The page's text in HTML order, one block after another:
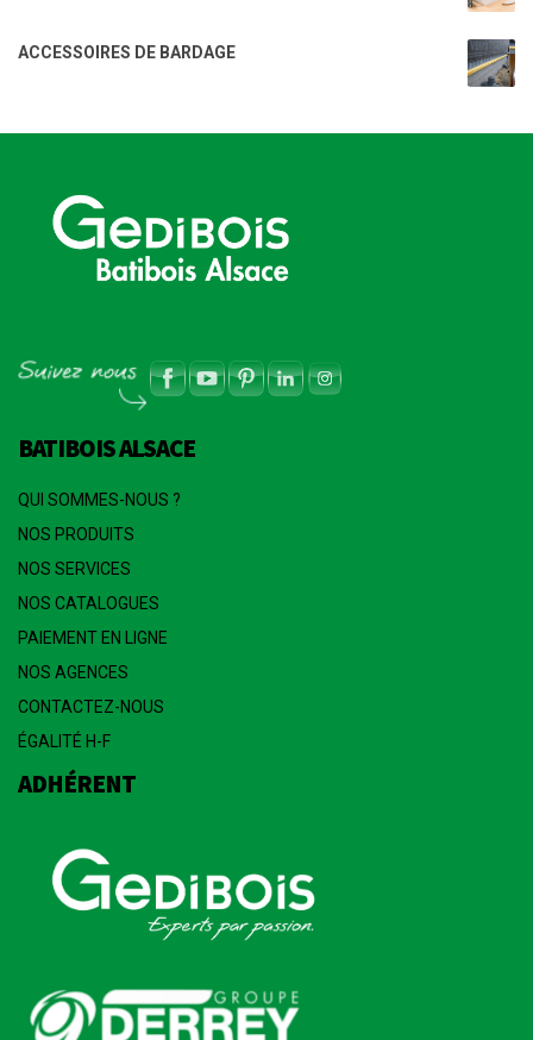
ACCESSOIRES DE BARDAGE
BATIBOIS ALSACE
QUI SOMMES-NOUS ?
NOS PRODUITS
NOS SERVICES
NOS CATALOGUES
PAIEMENT EN LIGNE
NOS AGENCES
CONTACTEZ-NOUS
ÉGALITÉ H-F
ADHÉRENT